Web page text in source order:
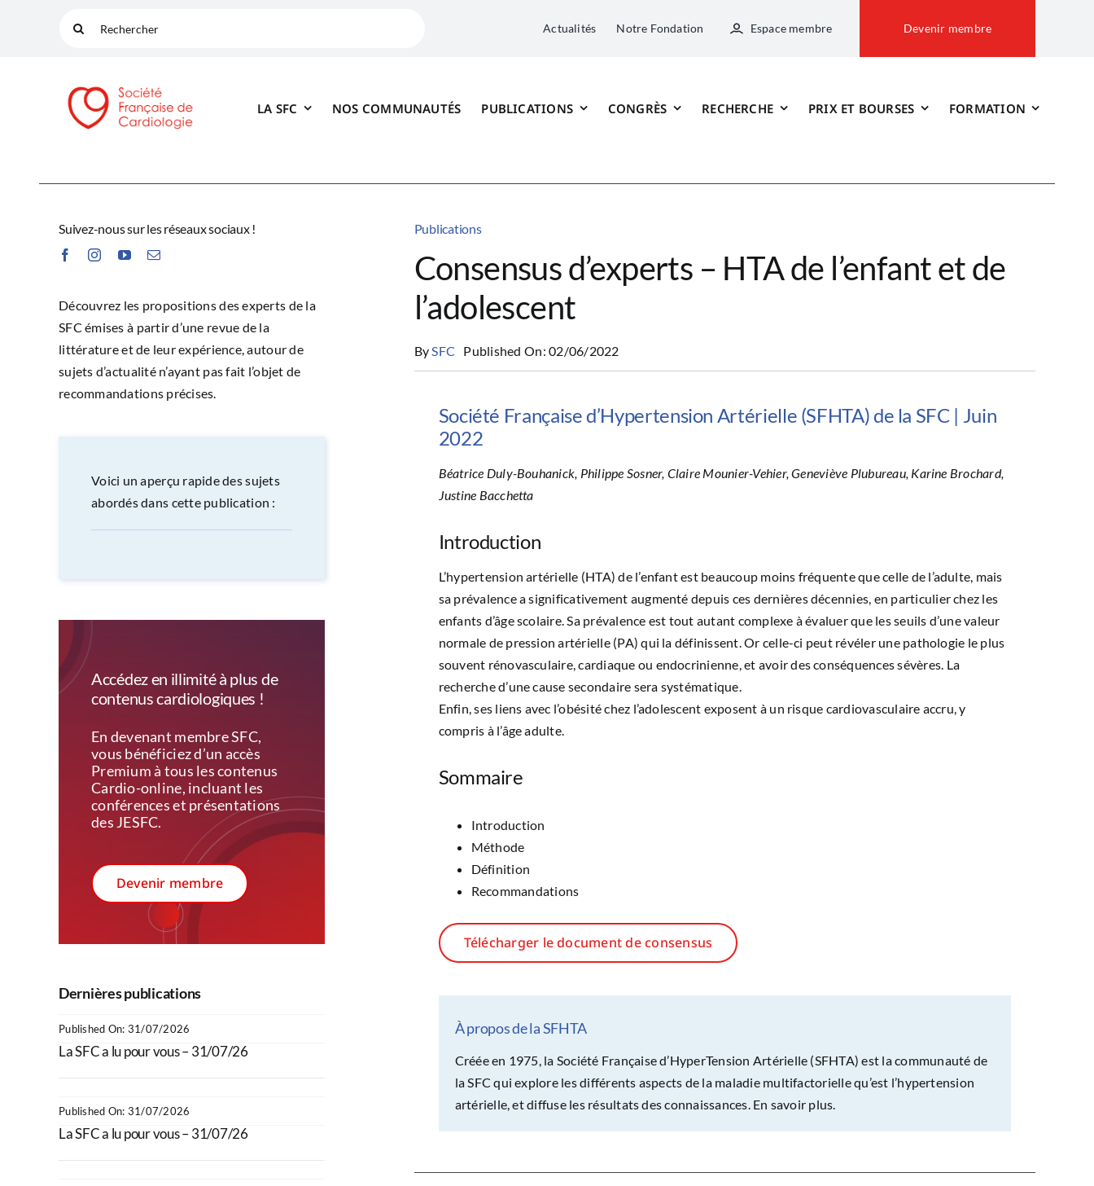
Rechercher: Actualités Notre Fondation Espace membre Devenir membre
LA SFC NOS COMMUNAUTÉS PUBLICATIONS CONGRÈS RECHERCHE PRIX ET BOURSES FORMATION
Suivez-nous sur les réseaux sociaux !
Découvrez les propositions des experts de la
SFC émises à partir d’une revue de la
littérature et de leur expérience, autour de
sujets d’actualité n’ayant pas fait l’objet de
recommandations précises.
Voici un aperçu rapide des sujets
abordés dans cette publication :
Accédez en illimité à plus de
contenus cardiologiques !
En devenant membre SFC,
vous bénéficiez d’un accès
Premium à tous les contenus
Cardio-online, incluant les
conférences et présentations
des JESFC.
Devenir membre
Dernières publications
Published On: 31/07/2026
La SFC a lu pour vous – 31/07/26
Published On: 31/07/2026
La SFC a lu pour vous – 31/07/26
Publications
Consensus d’experts – HTA de l’enfant et de
l’adolescent
BySFC Published On: 02/06/2022
Société Française d’Hypertension Artérielle (SFHTA) de la SFC | Juin
2022
Béatrice Duly-Bouhanick, Philippe Sosner, Claire Mounier-Vehier, Geneviève Plubureau, Karine Brochard,
Justine Bacchetta
Introduction
L’hypertension artérielle (HTA) de l’enfant est beaucoup moins fréquente que celle de l’adulte, mais
sa prévalence a significativement augmenté depuis ces dernières décennies, en particulier chez les
enfants d’âge scolaire. Sa prévalence est tout autant complexe à évaluer que les seuils d’une valeur
normale de pression artérielle (PA) qui la définissent. Or celle-ci peut révéler une pathologie le plus
souvent rénovasculaire, cardiaque ou endocrinienne, et avoir des conséquences sévères. La
recherche d’une cause secondaire sera systématique.
Enfin, ses liens avec l’obésité chez l’adolescent exposent à un risque cardiovasculaire accru, y
compris à l’âge adulte.
Sommaire
Introduction
Méthode
Définition
Recommandations
Télécharger le document de consensus
À propos de la SFHTA
Créée en 1975, la Société Française d’HyperTension Artérielle (SFHTA) est la communauté de
la SFC qui explore les différents aspects de la maladie multifactorielle qu’est l’hypertension
artérielle, et diffuse les résultats des connaissances. En savoir plus.